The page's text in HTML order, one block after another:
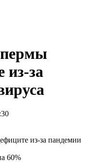
из-за
60%